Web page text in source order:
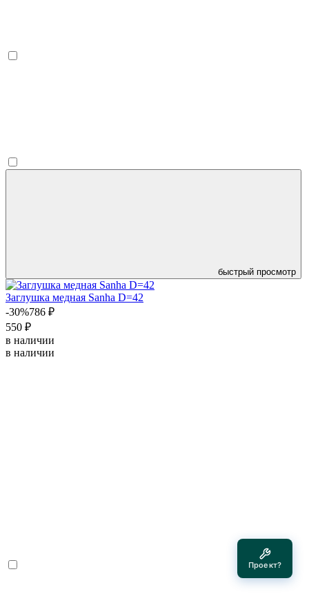
быстрый просмотр
Заглушка медная Sanha D=42
-30%786 ₽
550 ₽
в наличии
в наличии
Проект?